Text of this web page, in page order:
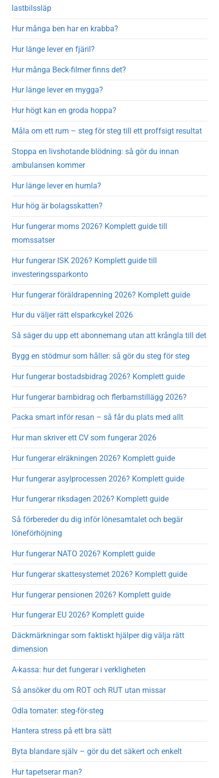
lastbilssläp
Hur många ben har en krabba?
Hur länge lever en fjäril?
Hur många Beck-filmer finns det?
Hur länge lever en mygga?
Hur högt kan en groda hoppa?
Måla om ett rum – steg för steg till ett proffsigt resultat
Stoppa en livshotande blödning: så gör du innan
ambulansen kommer
Hur länge lever en humla?
Hur hög är bolagsskatten?
Hur fungerar moms 2026? Komplett guide till
momssatser
Hur fungerar ISK 2026? Komplett guide till
investeringssparkonto
Hur fungerar föräldrapenning 2026? Komplett guide
Hur du väljer rätt elsparkcykel 2026
Så säger du upp ett abonnemang utan att krångla till det
Bygg en stödmur som håller: så gör du steg för steg
Hur fungerar bostadsbidrag 2026? Komplett guide
Hur fungerar barnbidrag och flerbarnstillägg 2026?
Packa smart inför resan – så får du plats med allt
Hur man skriver ett CV som fungerar 2026
Hur fungerar elräkningen 2026? Komplett guide
Hur fungerar asylprocessen 2026? Komplett guide
Hur fungerar riksdagen 2026? Komplett guide
Så förbereder du dig inför lönesamtalet och begär
löneförhöjning
Hur fungerar NATO 2026? Komplett guide
Hur fungerar skattesystemet 2026? Komplett guide
Hur fungerar pensionen 2026? Komplett guide
Hur fungerar EU 2026? Komplett guide
Däckmärkningar som faktiskt hjälper dig välja rätt
dimension
A-kassa: hur det fungerar i verkligheten
Så ansöker du om ROT och RUT utan missar
Odla tomater: steg-för-steg
Hantera stress på ett bra sätt
Byta blandare själv – gör du det säkert och enkelt
Hur tapetserar man?